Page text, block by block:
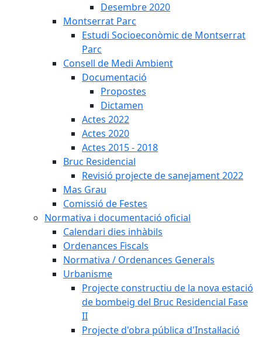
Desembre 2020
Montserrat Parc
Estudi Socioeconòmic de Montserrat
Parc
Consell de Medi Ambient
Documentació
Propostes
Dictamen
Actes 2022
Actes 2020
Actes 2015 - 2018
Bruc Residencial
Revisió projecte de sanejament 2022
Mas Grau
Comissió de Festes
Normativa i documentació oficial
Calendari dies inhàbils
Ordenances Fiscals
Normativa / Ordenances Generals
Urbanisme
Projecte constructiu de la nova estació
de bombeig del Bruc Residencial Fase
II
Projecte d'obra pública d'Instal·lació